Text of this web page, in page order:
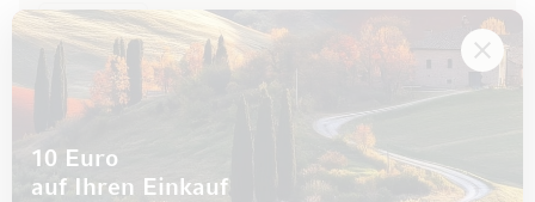
Rechnung
10 Euro
auf Ihren Einkauf